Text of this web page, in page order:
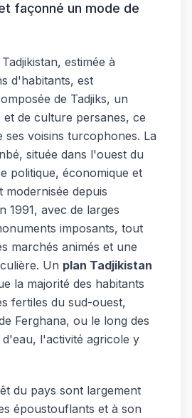
façonné un mode de
estimée à
d'habitants, est
de Tadjiks, un
et de culture persanes, ce
ses voisins turcophones. La
située dans l'ouest du
politique, économique et
modernisée depuis
1991, avec de larges
imposants, tout
marchés animés et une
Un plan Tadjikistan
la majorité des habitants
fertiles du sud-ouest,
Ferghana, ou le long des
l'activité agricole y
du pays sont largement
époustouflants et à son